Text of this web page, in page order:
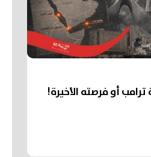
أو فرصته الأخيرة!